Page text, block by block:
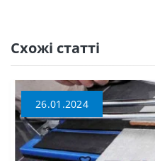
Схожі статті
26.01.2024